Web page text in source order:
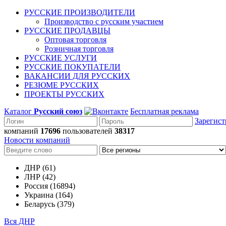
РУССКИЕ ПРОИЗВОДИТЕЛИ
Производство с русским участием
РУССКИЕ ПРОДАВЦЫ
Оптовая торговля
Розничная торговля
РУССКИЕ УСЛУГИ
РУССКИЕ ПОКУПАТЕЛИ
ВАКАНСИИ ДЛЯ РУССКИХ
РЕЗЮМЕ РУССКИХ
ПРОЕКТЫ РУССКИХ
Каталог Русский союз
Бесплатная реклама
компаний 17696 пользователей 38317
Новости компаний
ДНР (61)
ЛНР (42)
Россия (16894)
Украина (164)
Беларусь (379)
Вся ДНР